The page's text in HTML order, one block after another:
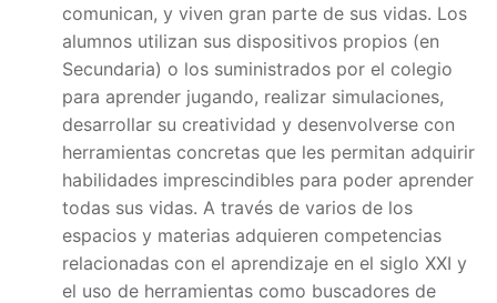
comunican, y viven gran parte de sus vidas. Los
alumnos utilizan sus dispositivos propios (en
Secundaria) o los suministrados por el colegio
para aprender jugando, realizar simulaciones,
desarrollar su creatividad y desenvolverse con
herramientas concretas que les permitan adquirir
habilidades imprescindibles para poder aprender
todas sus vidas. A través de varios de los
espacios y materias adquieren competencias
relacionadas con el aprendizaje en el siglo XXI y
el uso de herramientas como buscadores de